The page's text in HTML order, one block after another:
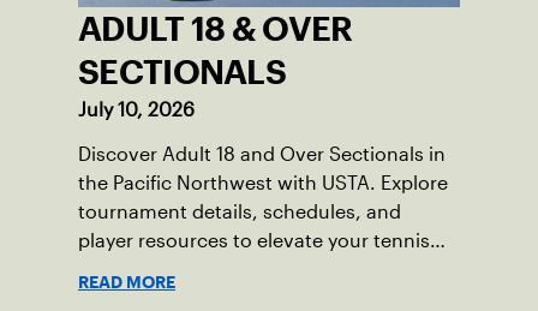
ADULT 18 & OVER
SECTIONALS
July 10, 2026
Discover Adult 18 and Over Sectionals in
the Pacific Northwest with USTA. Explore
tournament details, schedules, and
player resources to elevate your tennis
READ MORE